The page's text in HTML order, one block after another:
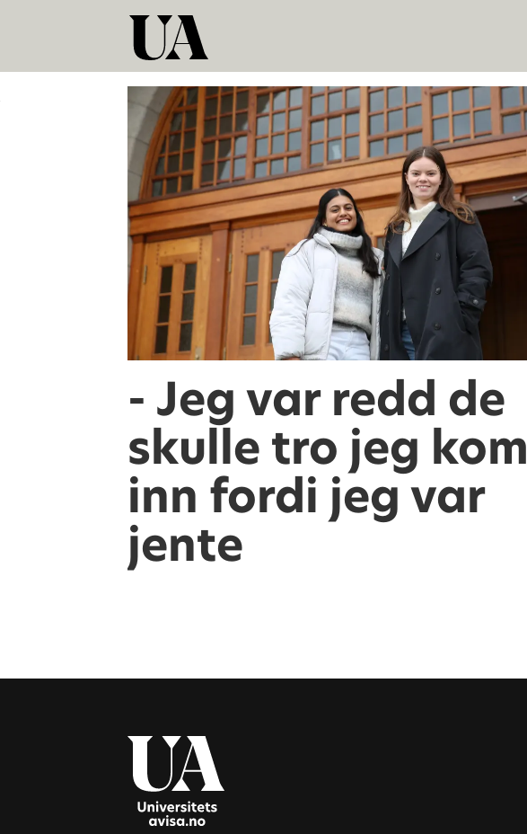
kybernetikk
- Jeg var redd de
skulle tro jeg kom
inn fordi jeg var
jente